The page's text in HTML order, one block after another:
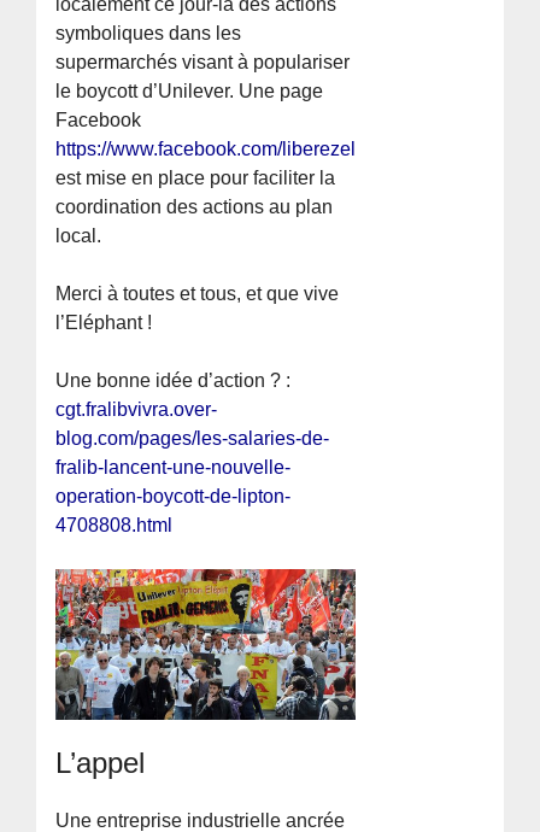
localement ce jour-là des actions
symboliques dans les
supermarchés visant à populariser
le boycott d’Unilever. Une page
Facebook
https://www.facebook.com/liberezelephant
est mise en place pour faciliter la
coordination des actions au plan
local.
Merci à toutes et tous, et que vive
l’Eléphant !
Une bonne idée d’action ? :
cgt.fralibvivra.over-
blog.com/pages/les-salaries-de-
fralib-lancent-une-nouvelle-
operation-boycott-de-lipton-
4708808.html
L’appel
Une entreprise industrielle ancrée